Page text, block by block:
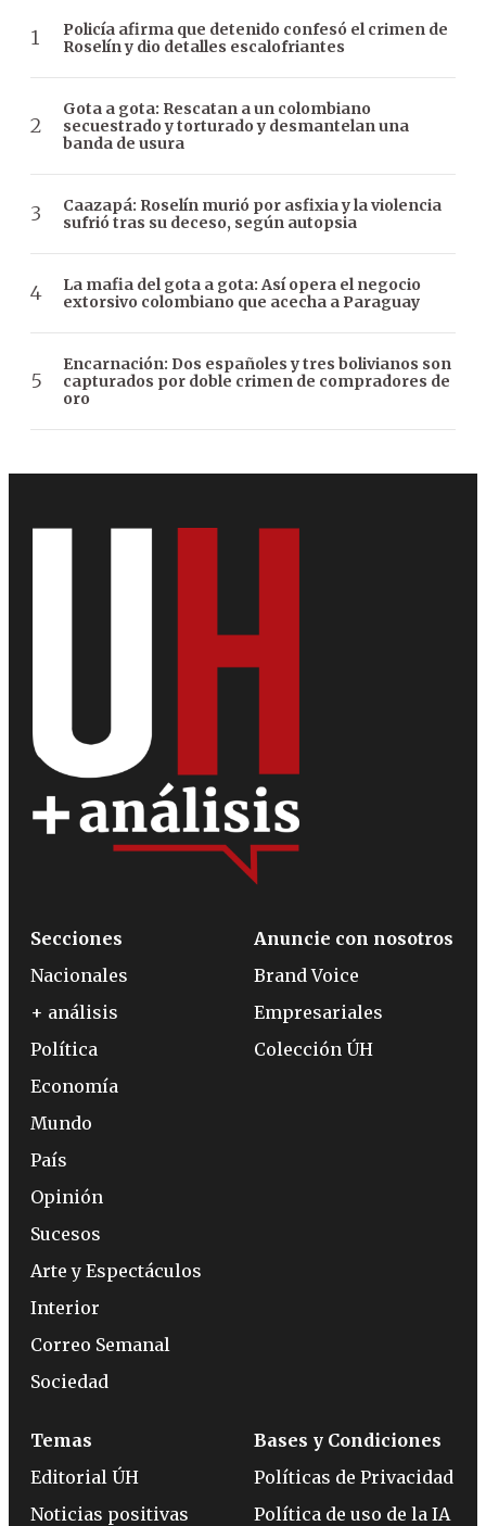
Policía afirma que detenido confesó el crimen de
Roselín y dio detalles escalofriantes
Gota a gota: Rescatan a un colombiano
secuestrado y torturado y desmantelan una
banda de usura
Caazapá: Roselín murió por asfixia y la violencia
sufrió tras su deceso, según autopsia
La mafia del gota a gota: Así opera el negocio
extorsivo colombiano que acecha a Paraguay
Encarnación: Dos españoles y tres bolivianos son
capturados por doble crimen de compradores de
oro
Secciones
Nacionales
+ análisis
Política
Economía
Mundo
País
Opinión
Sucesos
Arte y Espectáculos
Interior
Correo Semanal
Sociedad
Anuncie con nosotros
Brand Voice
Empresariales
Colección ÚH
Temas
Editorial ÚH
Noticias positivas
Bases y Condiciones
Políticas de Privacidad
Política de uso de la IA